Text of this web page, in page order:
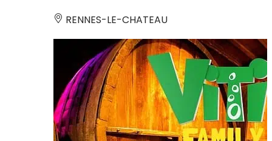
RENNES-LE-CHATEAU